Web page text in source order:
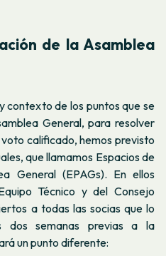
de la Asamblea
contexto de los puntos que se
General, para resolver
calificado, hemos previsto
que llamamos Espacios de
General (EPAGs). En ellos
Técnico y del Consejo
a todas las socias que lo
dos semanas previas a la
un punto diferente: